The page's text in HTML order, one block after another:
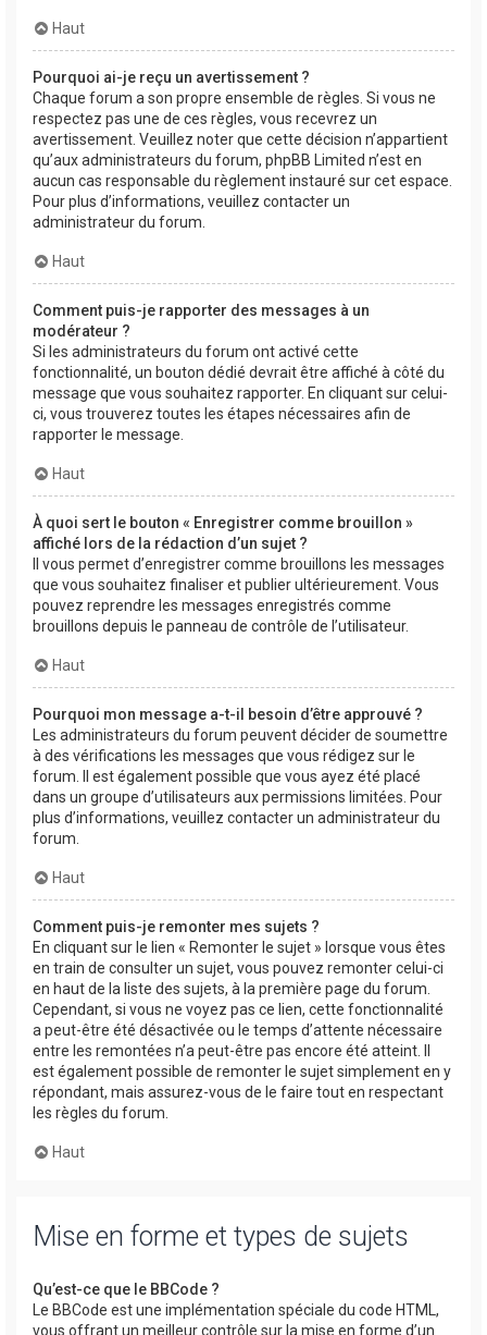
Haut
Pourquoi ai-je reçu un avertissement ?
Chaque forum a son propre ensemble de règles. Si vous ne
respectez pas une de ces règles, vous recevrez un
avertissement. Veuillez noter que cette décision n’appartient
qu’aux administrateurs du forum, phpBB Limited n’est en
aucun cas responsable du règlement instauré sur cet espace.
Pour plus d’informations, veuillez contacter un
administrateur du forum.
Haut
Comment puis-je rapporter des messages à un
modérateur ?
Si les administrateurs du forum ont activé cette
fonctionnalité, un bouton dédié devrait être affiché à côté du
message que vous souhaitez rapporter. En cliquant sur celui-
ci, vous trouverez toutes les étapes nécessaires afin de
rapporter le message.
Haut
À quoi sert le bouton « Enregistrer comme brouillon »
affiché lors de la rédaction d’un sujet ?
Il vous permet d’enregistrer comme brouillons les messages
que vous souhaitez finaliser et publier ultérieurement. Vous
pouvez reprendre les messages enregistrés comme
brouillons depuis le panneau de contrôle de l’utilisateur.
Haut
Pourquoi mon message a-t-il besoin d’être approuvé ?
Les administrateurs du forum peuvent décider de soumettre
à des vérifications les messages que vous rédigez sur le
forum. Il est également possible que vous ayez été placé
dans un groupe d’utilisateurs aux permissions limitées. Pour
plus d’informations, veuillez contacter un administrateur du
forum.
Haut
Comment puis-je remonter mes sujets ?
En cliquant sur le lien « Remonter le sujet » lorsque vous êtes
en train de consulter un sujet, vous pouvez remonter celui-ci
en haut de la liste des sujets, à la première page du forum.
Cependant, si vous ne voyez pas ce lien, cette fonctionnalité
a peut-être été désactivée ou le temps d’attente nécessaire
entre les remontées n’a peut-être pas encore été atteint. Il
est également possible de remonter le sujet simplement en y
répondant, mais assurez-vous de le faire tout en respectant
les règles du forum.
Haut
Mise en forme et types de sujets
Qu’est-ce que le BBCode ?
Le BBCode est une implémentation spéciale du code HTML,
vous offrant un meilleur contrôle sur la mise en forme d’un